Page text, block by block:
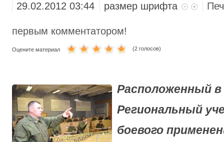
МОРСКАЯ ПЕХОТА
29.02.2012 03:44 размер шрифта
первым комментатором!
Оцените материал (2 голосов)
Расположенный
Региональный
боевого